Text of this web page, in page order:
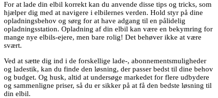
For at lade din elbil korrekt kan du anvende disse tips og tricks, som
hjælper dig med at navigere i elbilernes verden. Hold styr på dine
opladningsbehov og sørg for at have adgang til en pålidelig
opladningsstation. Opladning af din elbil kan være en bekymring for
mange nye elbils-ejere, men bare rolig! Det behøver ikke at være
svært.
Ved at sætte dig ind i de forskellige lade-, abonnementsmuligheder
og ladestik, kan du finde den løsning, der passer bedst til dine behov
og budget. Og husk, altid at undersøge markedet for flere udbydere
og sammenligne priser, så du er sikker på at få den bedste løsning til
din elbil.